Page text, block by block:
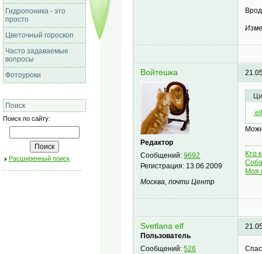
Гидропоника - это
просто
Цветочный гороскоп
Часто задаваемые
вопросы
Фотоуроки
Поиск
Поиск по сайту:
Расширенный поиск
Войтешка
Редактор
Сообщений:9692
Регистрация: 13.06.2009
Москва, почти Центр
Кто
Моя
Svetlana elf
Пользователь
Сообщений:526